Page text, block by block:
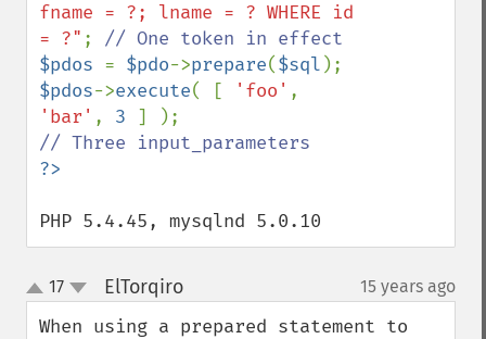
fname = ?; lname = ? WHERE id
= ?" ;
$pdos = $pdo->prepare($sql
$pdos->execute( [ 'foo'
'bar' , 3
PHP 5.4.45, mysqlnd 5.0.10
up
down
17 ElTorqiro¶ 15 years ago
When using a prepared statement to